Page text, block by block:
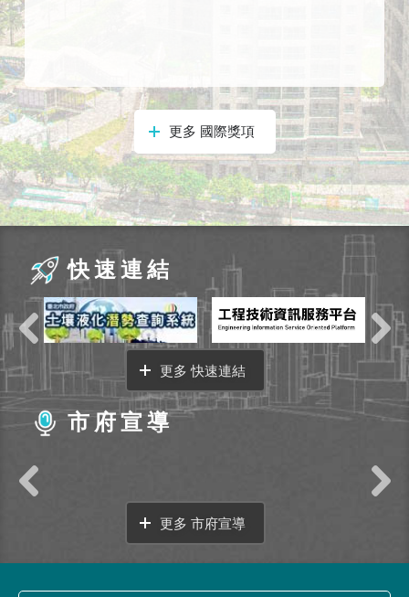
屬
各
處
聯
絡
電
話
更多 國際獎項
快速連結
更多 快速連結
市府宣導
更多 市府宣導